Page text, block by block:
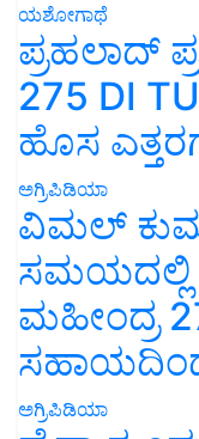
ಯಶೋಗಾಥೆ
ಪ್ರಹಲಾದ್
275 DI
ಹೊಸ
ಅಗ್ರಿಪಿಡಿಯಾ
ವಿಮಲ್
ಸಮಯದಲ್ಲಿ
ಮಹೀಂದ್ರ
ಅಗ್ರಿಪಿಡಿಯಾ